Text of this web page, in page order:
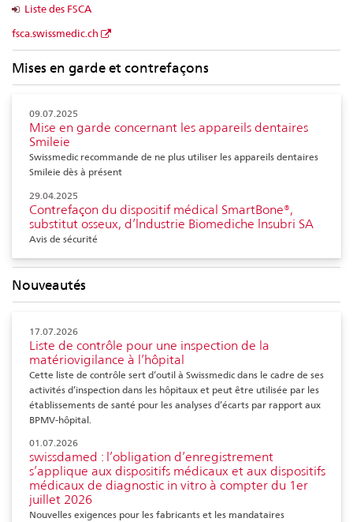
Liste des FSCA
fsca.swissmedic.ch
Mises en garde et contrefaçons
09.07.2025
Mise en garde concernant les appareils dentaires
Smileie
Swissmedic recommande de ne plus utiliser les appareils dentaires
Smileie dès à présent
29.04.2025
Contrefaçon du dispositif médical SmartBone®,
substitut osseux, d’lndustrie Biomediche lnsubri SA
Avis de sécurité
Nouveautés
17.07.2026
Liste de contrôle pour une inspection de la
matériovigilance à l’hôpital
Cette liste de contrôle sert d’outil à Swissmedic dans le cadre de ses
activités d’inspection dans les hôpitaux et peut être utilisée par les
établissements de santé pour les analyses d’écarts par rapport aux
BPMV-hôpital.
01.07.2026
swissdamed : l’obligation d’enregistrement
s’applique aux dispositifs médicaux et aux dispositifs
médicaux de diagnostic in vitro à compter du 1er
juillet 2026
Nouvelles exigences pour les fabricants et les mandataires